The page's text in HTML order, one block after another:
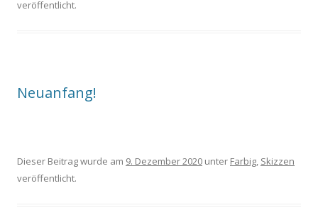
veröffentlicht.
Neuanfang!
Dieser Beitrag wurde am 9. Dezember 2020 unter Farbig, Skizzen
veröffentlicht.